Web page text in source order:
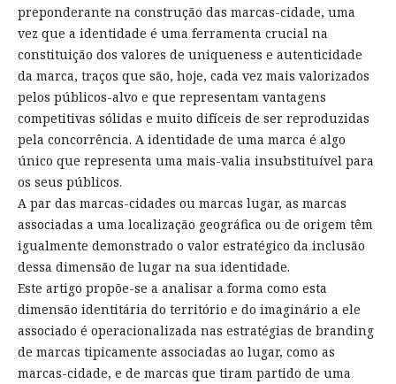
preponderante na construção das marcas-cidade, uma
vez que a identidade é uma ferramenta crucial na
constituição dos valores de uniqueness e autenticidade
da marca, traços que são, hoje, cada vez mais valorizados
pelos públicos-alvo e que representam vantagens
competitivas sólidas e muito difíceis de ser reproduzidas
pela concorrência. A identidade de uma marca é algo
único que representa uma mais-valia insubstituível para
os seus públicos.
A par das marcas-cidades ou marcas lugar, as marcas
associadas a uma localização geográfica ou de origem têm
igualmente demonstrado o valor estratégico da inclusão
dessa dimensão de lugar na sua identidade.
Este artigo propõe-se a analisar a forma como esta
dimensão identitária do território e do imaginário a ele
associado é operacionalizada nas estratégias de branding
de marcas tipicamente associadas ao lugar, como as
marcas-cidade, e de marcas que tiram partido de uma